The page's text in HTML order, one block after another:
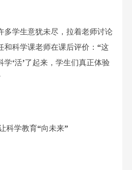
多学生意犹未尽，拉着老师讨论
和科学课老师在课后评价： “这
学‘活’了起来，学生们真正体验
科学教育“向未来”